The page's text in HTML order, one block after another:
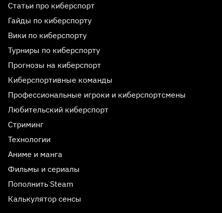
Статьи про киберспорт
Гайды по киберспорту
Вики по киберспорту
Турниры по киберспорту
Прогнозы на киберспорт
Киберспортивные команды
Профессиональные игроки и киберспортсмены
Любительский киберспорт
Стриминг
Технологии
Аниме и манга
Фильмы и сериалы
Пополнить Steam
Калькулятор сенсы